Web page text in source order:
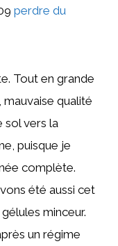
perdre du
Tout en grande
qualité
sol vers la
puisque je
complète.
été aussi cet
minceur.
un régime